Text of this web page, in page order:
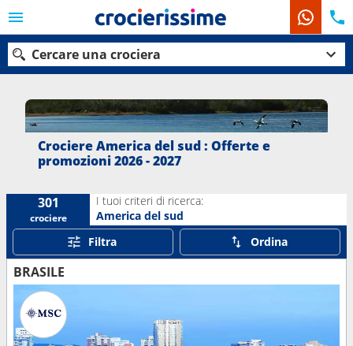
Cercare una crociera
Le nostre destinazioni
Porti
Ricerca
Crociere America del sud : Offerte e
promozioni 2026 - 2027
301
crociere
I tuoi criteri di ricerca:
America del sud
Filtra
Ordina
BRASILE